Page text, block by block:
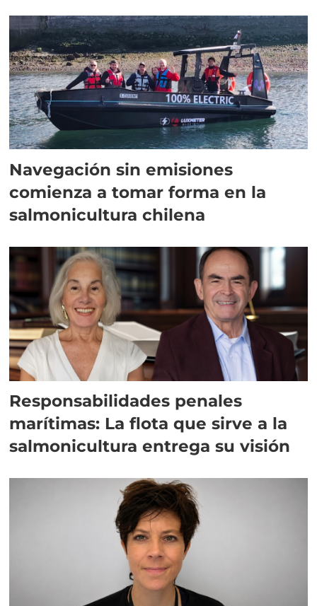
Navegación sin emisiones
comienza a tomar forma en la
salmonicultura chilena
Responsabilidades penales
marítimas: La flota que sirve a la
salmonicultura entrega su visión